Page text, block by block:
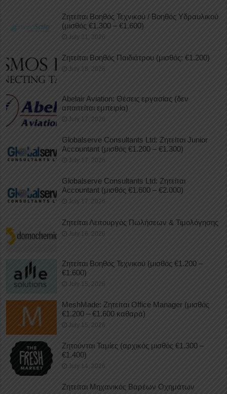
Ζητείται Βοηθός Τεχνικού / Βοηθός Υδραυλικού
(μισθός €1.300 – €1.600)
July 21, 2026
Ζητείται Βοηθός Παιδιάτρου (μισθός: €1.200)
July 18, 2026
Abelair Aviation: Θέσεις εργασίας (δεν
απαιτείται εμπειρία)
July 17, 2026
Globalserve Consultants Ltd: Ζητείται Junior
Accountant (μισθός €1.200 – €1.300)
July 17, 2026
Globalserve Consultants Ltd: Ζητείται
Accountant (μισθός €1.600 – €2.000)
July 17, 2026
Ζητείται Λειτουργός Πωλήσεων & Τιμολόγησης
July 16, 2026
Ζητείται Βοηθός Τεχνικού (μισθός €1.200 –
€1.600)
July 15, 2026
MeshMade: Ζητείται Office Manager (μισθός
€1.200 – €1.600 καθαρά)
July 15, 2026
Ζητούνται Ταμίες (αρχικός μισθός €1.300 –
€1.400)
July 14, 2026
Ζητείται Μηχανικός Βαρέων Οχημάτων